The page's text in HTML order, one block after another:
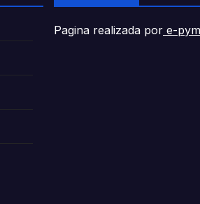
Pagina realizada por e-